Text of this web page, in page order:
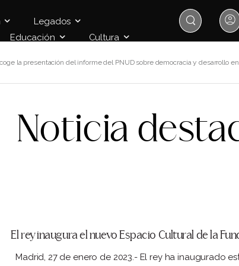
Legados
Educación Cultura
la presentación del informe del PNUD sobre democracia y desarrollo
Noticia
El rey inaugura el nuevo Espacio Cultural de la
Madrid, 27 de enero de 2023.- El rey ha inaugurado